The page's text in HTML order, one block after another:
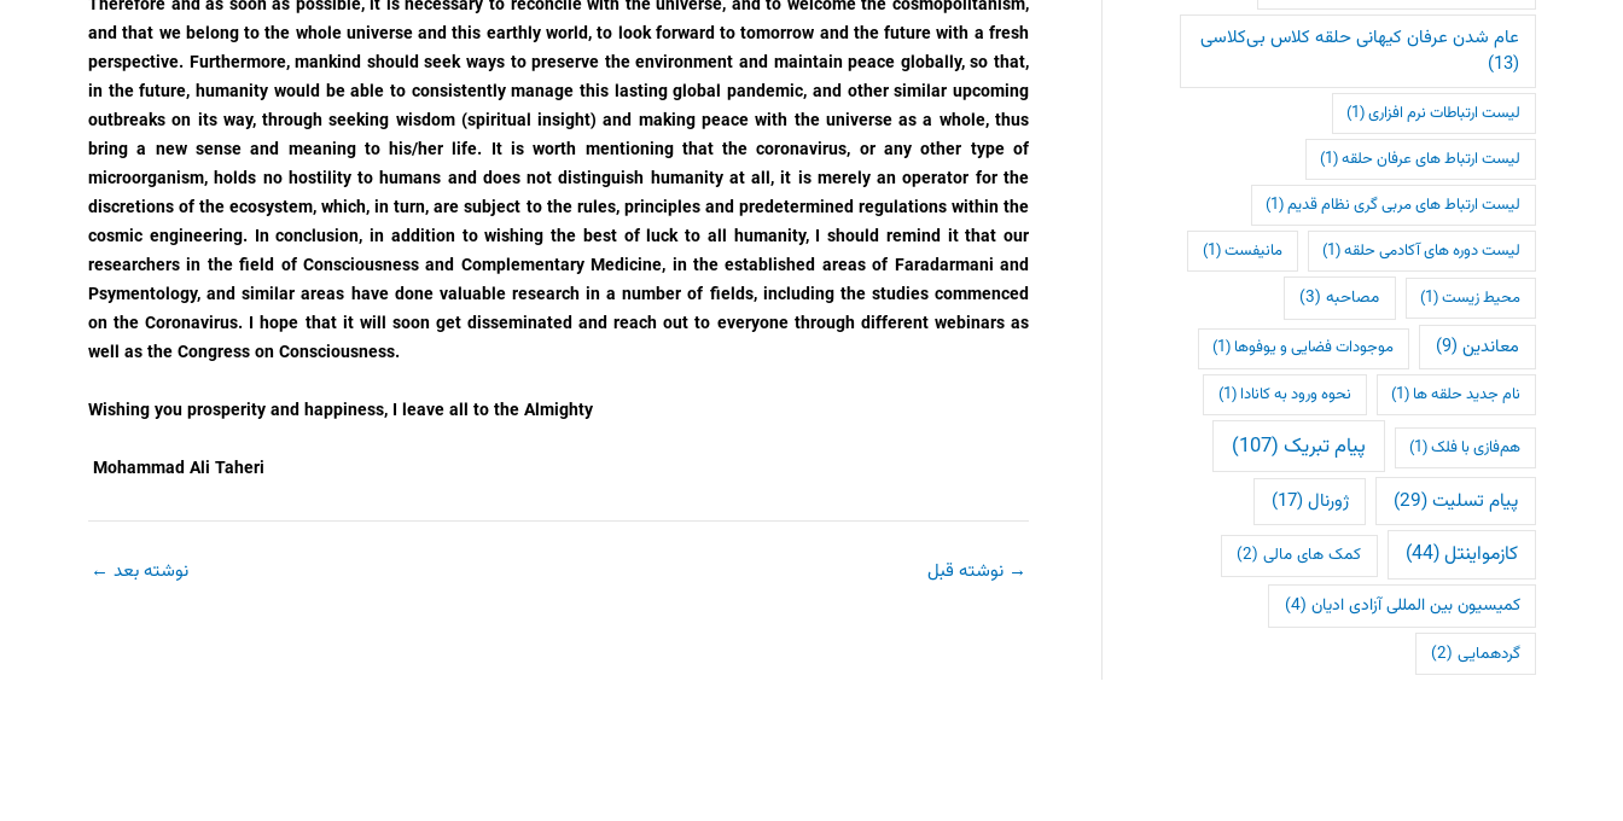
عام شدن عرفان کیهانی حلقه کلاس بی‌کلاسی
(13)
لیست ارتباطات نرم افزاری(1)
لیست ارتباط های عرفان حلقه(1)
لیست ارتباط های مربی گری نظام قدیم(1)
لیست دوره های آکادمی حلقه(1) مانیفست(1)
محیط زیست(1) مصاحبه(3)
معاندین (9) موجودات فضایی و یوفوها (1)
نام جدید حلقه ها (1) نحوه ورود به کانادا (1)
هم‌فازی با فلک(1) پیام تبریک(107)
پیام تسلیت(29) ژورنال(17)
کازمواینتل(44) کمک های مالی(2)
کمیسیون بین المللی آزادی ادیان (4)
گردهمایی (2)
Therefore and as soon as possible, it is necessary to reconcile with the universe, and to welcome the cosmopolitanism,
and that we belong to the whole universe and this earthly world, to look forward to tomorrow and the future with a fresh
perspective. Furthermore, mankind should seek ways to preserve the environment and maintain peace globally, so that,
in the future, humanity would be able to consistently manage this lasting global pandemic, and other similar upcoming
outbreaks on its way, through seeking wisdom (spiritual insight) and making peace with the universe as a whole, thus
bring a new sense and meaning to his/her life. It is worth mentioning that the coronavirus, or any other type of
microorganism, holds no hostility to humans and does not distinguish humanity at all, it is merely an operator for the
discretions of the ecosystem, which, in turn, are subject to the rules, principles and predetermined regulations within the
cosmic engineering. In conclusion, in addition to wishing the best of luck to all humanity, I should remind it that our
researchers in the field of Consciousness and Complementary Medicine, in the established areas of Faradarmani and
Psymentology, and similar areas have done valuable research in a number of fields, including the studies commenced
on the Coronavirus. I hope that it will soon get disseminated and reach out to everyone through different webinars as
well as the Congress on Consciousness.
Wishing you prosperity and happiness, I leave all to the Almighty
Mohammad Ali Taheri
→ نوشته قبل نوشته بعد ←